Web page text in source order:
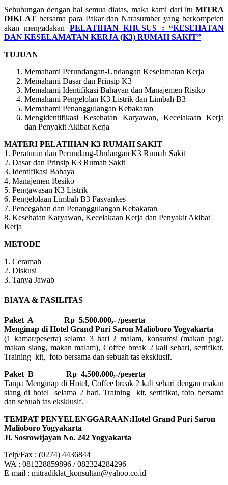
Sehubungan dengan hal semua diatas, maka kami dari itu MITRA
DIKLAT bersama para Pakar dan Narasumber yang berkompeten
akan mengadakan PELATIHAN KHUSUS : “KESEHATAN
DAN KESELAMATAN KERJA (K3) RUMAH SAKIT”
TUJUAN
Memahami Perundangan-Undangan Keselamatan Kerja
Memahami Dasar dan Prinsip K3
Memahami Identifikasi Bahayan dan Manajemen Risiko
Memahami Pengelolan K3 Listrik dan Limbah B3
Memahami Penanggulangan Kebakaran
Mengidentifikasi Kesehatan Karyawan, Kecelakaan Kerja
dan Penyakit Akibat Kerja
MATERI PELATIHAN K3 RUMAH SAKIT
1. Peraturan dan Perundang-Undangan K3 Rumah Sakit
2. Dasar dan Prinsip K3 Rumah Sakit
3. Identifikasi Bahaya
4. Manajemen Resiko
5. Pengawasan K3 Listrik
6. Pengelolaan Limbah B3 Fasyankes
7. Pencegahan dan Penanggulangan Kebakaran
8. Kesehatan Karyawan, Kecelakaan Kerja dan Penyakit Akibat
Kerja
METODE
1. Ceramah
2. Diskusi
3. Tanya Jawab
BIAYA & FASILITAS
Paket A Rp 5.500.000,- /peserta
Menginap di Hotel Grand Puri Saron Malioboro Yogyakarta
(1 kamar/peserta) selama 3 hari 2 malam, konsumsi (makan pagi,
makan siang, makan malam), Coffee break 2 kali sehari, sertifikat,
Training kit, foto bersama dan sebuah tas eksklusif.
Paket B
Rp 4.500.000,-/peserta
Tanpa Menginap di Hotel, Coffee break 2 kali sehari dengan makan
siang di hotel selama 2 hari. Training kit, sertifikat, foto bersama
dan sebuah tas eksklusif.
TEMPAT PENYELENGGARAAN:Hotel Grand Puri Saron
Malioboro Yogyakarta
Jl. Sosrowijayan No. 242 Yogyakarta
Telp/Fax : (0274) 4436844
WA : 081228859896 / 082324284296
E-mail : mitradiklat_konsultan@yahoo.co.id